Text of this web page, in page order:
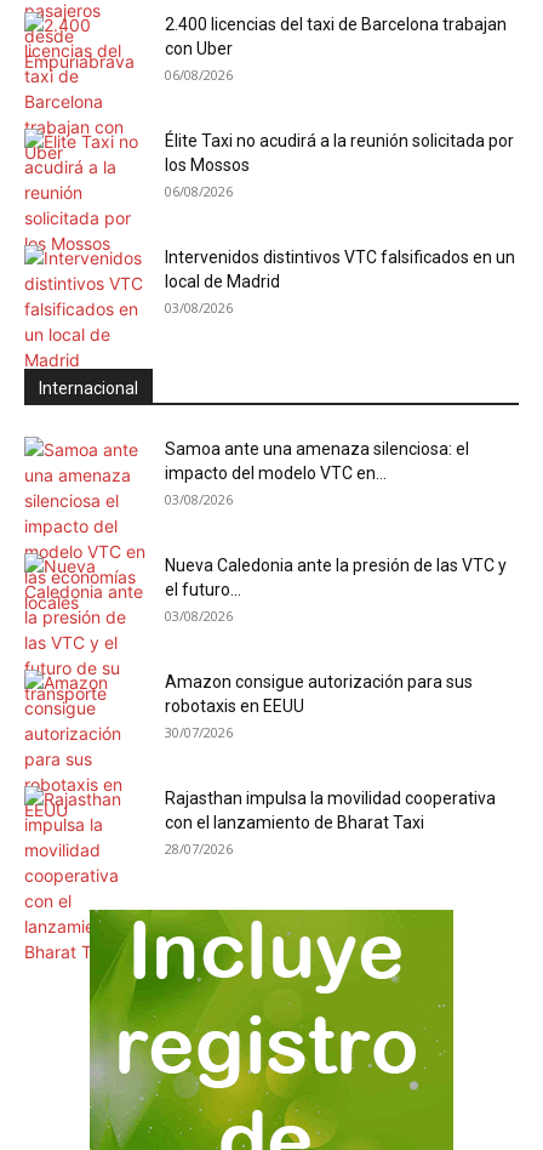
2.400 licencias del taxi de Barcelona trabajan
con Uber
06/08/2026
Élite Taxi no acudirá a la reunión solicitada por
los Mossos
06/08/2026
Intervenidos distintivos VTC falsificados en un
local de Madrid
03/08/2026
Internacional
Samoa ante una amenaza silenciosa: el
impacto del modelo VTC en...
03/08/2026
Nueva Caledonia ante la presión de las VTC y
el futuro...
03/08/2026
Amazon consigue autorización para sus
robotaxis en EEUU
30/07/2026
Rajasthan impulsa la movilidad cooperativa
con el lanzamiento de Bharat Taxi
28/07/2026